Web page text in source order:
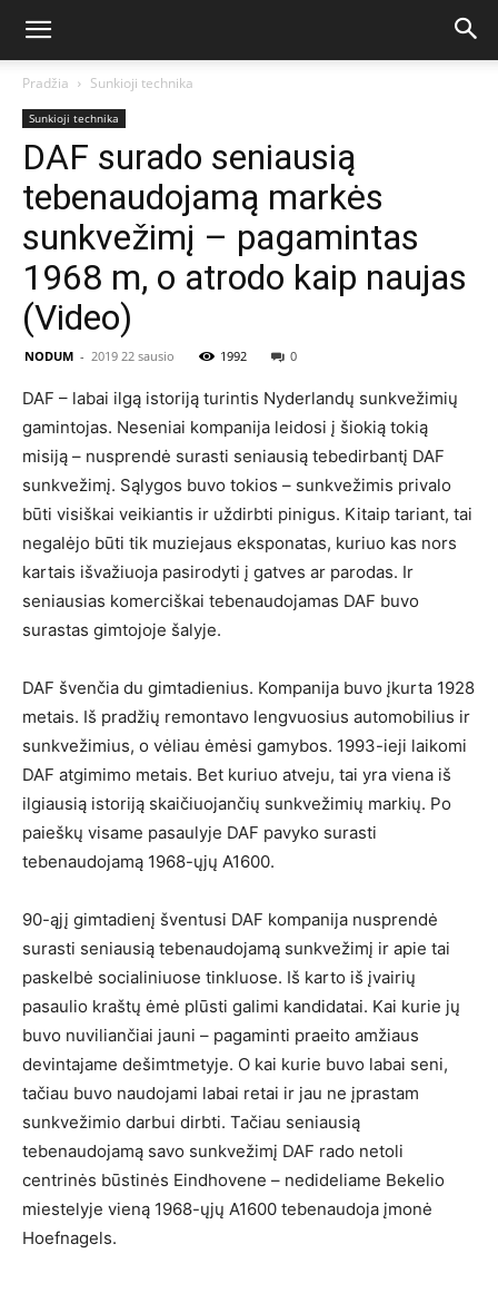
Pradžia Sunkioji technika
Sunkioji technika
DAF surado seniausią
tebenaudojamą markės
sunkvežimį – pagamintas
1968 m, o atrodo kaip naujas
(Video)
NODUM - 2019 22 sausio 1992 0
DAF – labai ilgą istoriją turintis Nyderlandų sunkvežimių
gamintojas. Neseniai kompanija leidosi į šiokią tokią
misiją – nusprendė surasti seniausią tebedirbantį DAF
sunkvežimį. Sąlygos buvo tokios – sunkvežimis privalo
būti visiškai veikiantis ir uždirbti pinigus. Kitaip tariant, tai
negalėjo būti tik muziejaus eksponatas, kuriuo kas nors
kartais išvažiuoja pasirodyti į gatves ar parodas. Ir
seniausias komerciškai tebenaudojamas DAF buvo
surastas gimtojoje šalyje.
DAF švenčia du gimtadienius. Kompanija buvo įkurta 1928
metais. Iš pradžių remontavo lengvuosius automobilius ir
sunkvežimius, o vėliau ėmėsi gamybos. 1993-ieji laikomi
DAF atgimimo metais. Bet kuriuo atveju, tai yra viena iš
ilgiausią istoriją skaičiuojančių sunkvežimių markių. Po
paieškų visame pasaulyje DAF pavyko surasti
tebenaudojamą 1968-ųjų A1600.
90-ąjį gimtadienį šventusi DAF kompanija nusprendė
surasti seniausią tebenaudojamą sunkvežimį ir apie tai
paskelbė socialiniuose tinkluose. Iš karto iš įvairių
pasaulio kraštų ėmė plūsti galimi kandidatai. Kai kurie jų
buvo nuviliančiai jauni – pagaminti praeito amžiaus
devintajame dešimtmetyje. O kai kurie buvo labai seni,
tačiau buvo naudojami labai retai ir jau ne įprastam
sunkvežimio darbui dirbti. Tačiau seniausią
tebenaudojamą savo sunkvežimį DAF rado netoli
centrinės būstinės Eindhovene – nedideliame Bekelio
miestelyje vieną 1968-ųjų A1600 tebenaudoja įmonė
Hoefnagels.